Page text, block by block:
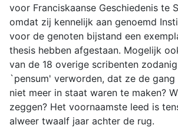
voor Franciskaanse Geschiedenis te
omdat zij kennelijk aan genoemd
voor de genoten bijstand een
thesis hebben afgestaan. Mogelijk
van de 18 overige scribenten
`pensum' verworden, dat ze de gang
niet meer in staat waren te maken?
zeggen? Het voornaamste leed is
alweer twaalf jaar achter de rug.